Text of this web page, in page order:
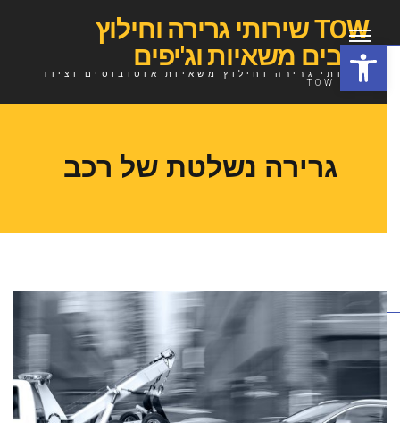
פתח סרגל נגישות
TOW שירותי גרירה וחילוץ
רכבים משאיות וג'יפים
שירותי גרירה וחילוץ משאיות אוטובוסים וציוד
כבד TOW
גרירה נשלטת של רכב